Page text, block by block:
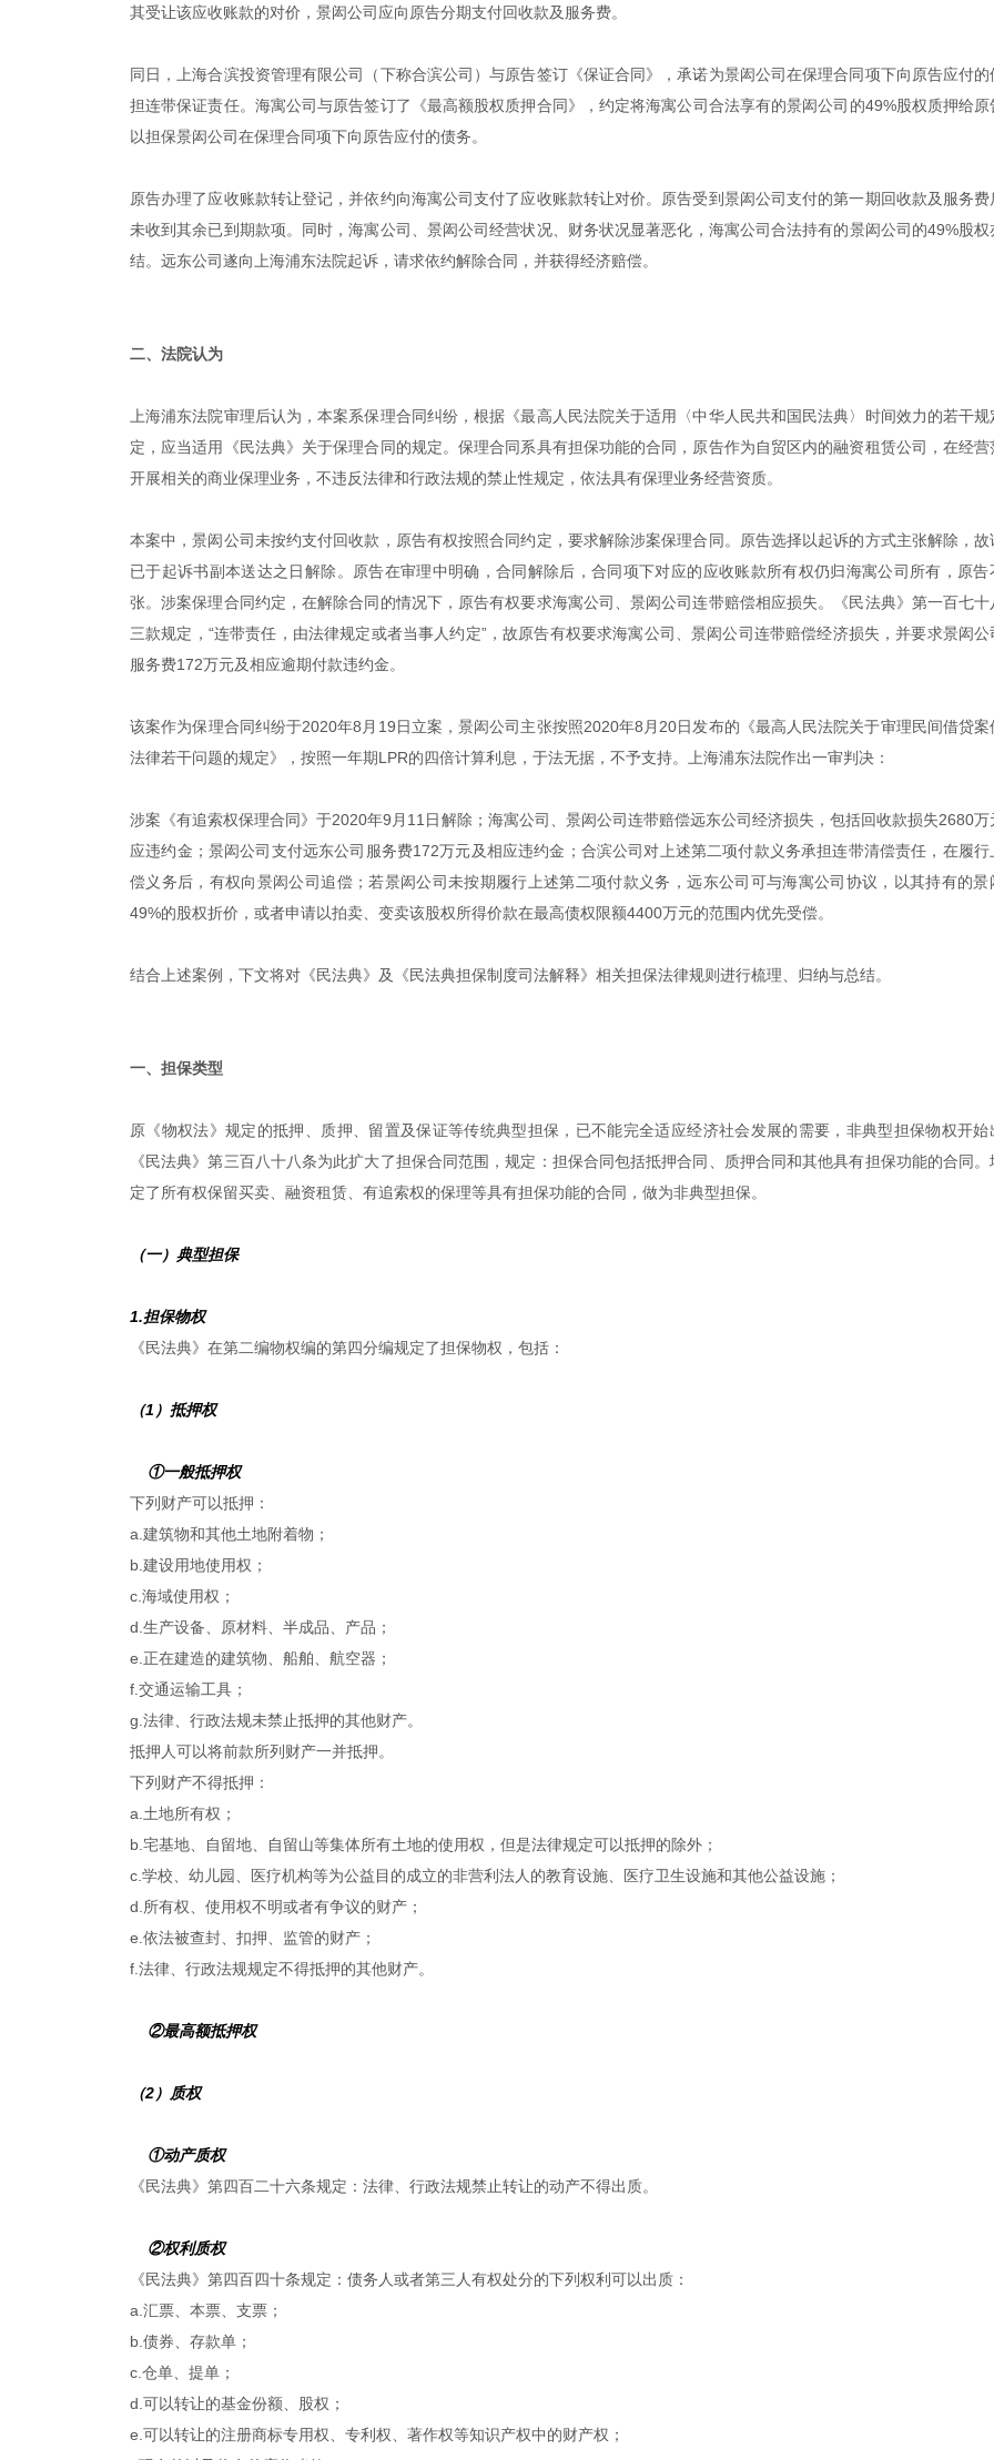
其受让该应收账款的对价，景闳公司应向原告分期支付回收款及服务费。
同日，上海合滨投资管理有限公司（下称合滨公司）与原告签订《保证合同》，承诺为景闳公司在保理合同项下向原告应付的
担连带保证责任。海寓公司与原告签订了《最高额股权质押合同》，约定将海寓公司合法享有的景闳公司的49%股权质押给原
以担保景闳公司在保理合同项下向原告应付的债务。
原告办理了应收账款转让登记，并依约向海寓公司支付了应收账款转让对价。原告受到景闳公司支付的第一期回收款及服务费
未收到其余已到期款项。同时，海寓公司、景闳公司经营状况、财务状况显著恶化，海寓公司合法持有的景闳公司的49%股权
结。远东公司遂向上海浦东法院起诉，请求依约解除合同，并获得经济赔偿。
二、法院认为
上海浦东法院审理后认为，本案系保理合同纠纷，根据《最高人民法院关于适用〈中华人民共和国民法典〉时间效力的若干规
定，应当适用《民法典》关于保理合同的规定。保理合同系具有担保功能的合同，原告作为自贸区内的融资租赁公司，在经营
开展相关的商业保理业务，不违反法律和行政法规的禁止性规定，依法具有保理业务经营资质。
本案中，景闳公司未按约支付回收款，原告有权按照合同约定，要求解除涉案保理合同。原告选择以起诉的方式主张解除，故
已于起诉书副本送达之日解除。原告在审理中明确，合同解除后，合同项下对应的应收账款所有权仍归海寓公司所有，原告
张。涉案保理合同约定，在解除合同的情况下，原告有权要求海寓公司、景闳公司连带赔偿相应损失。《民法典》第一百七十
三款规定，“连带责任，由法律规定或者当事人约定”，故原告有权要求海寓公司、景闳公司连带赔偿经济损失，并要求景闳公
服务费172万元及相应逾期付款违约金。
该案作为保理合同纠纷于2020年8月19日立案，景闳公司主张按照2020年8月20日发布的《最高人民法院关于审理民间借贷案
法律若干问题的规定》，按照一年期LPR的四倍计算利息，于法无据，不予支持。上海浦东法院作出一审判决：
涉案《有追索权保理合同》于2020年9月11日解除；海寓公司、景闳公司连带赔偿远东公司经济损失，包括回收款损失2680万
应违约金；景闳公司支付远东公司服务费172万元及相应违约金；合滨公司对上述第二项付款义务承担连带清偿责任，在履行
偿义务后，有权向景闳公司追偿；若景闳公司未按期履行上述第二项付款义务，远东公司可与海寓公司协议，以其持有的景
49%的股权折价，或者申请以拍卖、变卖该股权所得价款在最高债权限额4400万元的范围内优先受偿。
结合上述案例，下文将对《民法典》及《民法典担保制度司法解释》相关担保法律规则进行梳理、归纳与总结。
一、担保类型
原《物权法》规定的抵押、质押、留置及保证等传统典型担保，已不能完全适应经济社会发展的需要，非典型担保物权开始
《民法典》第三百八十八条为此扩大了担保合同范围，规定：担保合同包括抵押合同、质押合同和其他具有担保功能的合同。
定了所有权保留买卖、融资租赁、有追索权的保理等具有担保功能的合同，做为非典型担保。
（一）典型担保
1.担保物权
《民法典》在第二编物权编的第四分编规定了担保物权，包括：
（1）抵押权
①一般抵押权
下列财产可以抵押：
a.建筑物和其他土地附着物；
b.建设用地使用权；
c.海域使用权；
d.生产设备、原材料、半成品、产品；
e.正在建造的建筑物、船舶、航空器；
f.交通运输工具；
g.法律、行政法规未禁止抵押的其他财产。
抵押人可以将前款所列财产一并抵押。
下列财产不得抵押：
a.土地所有权；
b.宅基地、自留地、自留山等集体所有土地的使用权，但是法律规定可以抵押的除外；
c.学校、幼儿园、医疗机构等为公益目的成立的非营利法人的教育设施、医疗卫生设施和其他公益设施；
d.所有权、使用权不明或者有争议的财产；
e.依法被查封、扣押、监管的财产；
f.法律、行政法规规定不得抵押的其他财产。
②最高额抵押权
（2）质权
①动产质权
《民法典》第四百二十六条规定：法律、行政法规禁止转让的动产不得出质。
②权利质权
《民法典》第四百四十条规定：债务人或者第三人有权处分的下列权利可以出质：
a.汇票、本票、支票；
b.债券、存款单；
c.仓单、提单；
d.可以转让的基金份额、股权；
e.可以转让的注册商标专用权、专利权、著作权等知识产权中的财产权；